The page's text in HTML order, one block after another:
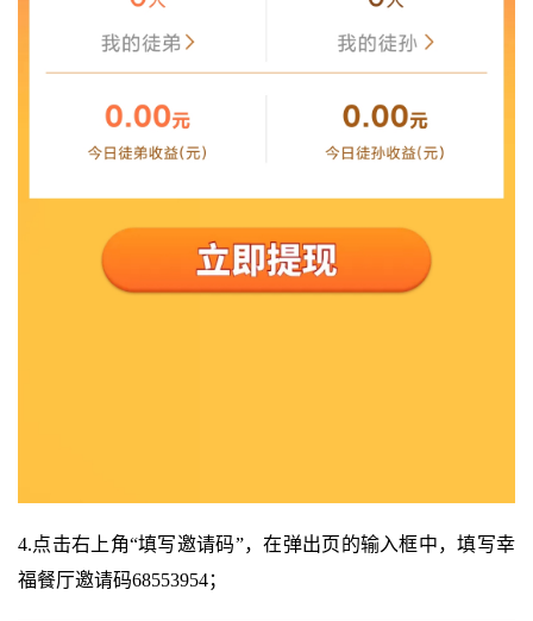
4.点击右上角“填写邀请码”，在弹出页的输入框中，填写幸
福餐厅邀请码68553954；